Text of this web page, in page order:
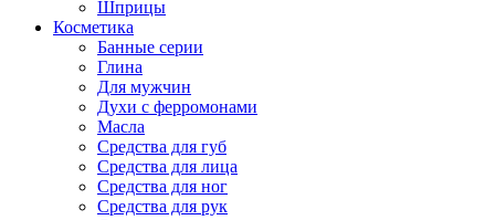
Шприцы
Косметика
Банные серии
Глина
Для мужчин
Духи с ферромонами
Масла
Средства для губ
Средства для лица
Средства для ног
Средства для рук